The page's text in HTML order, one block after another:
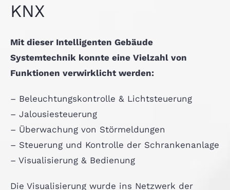
KNX
Mit dieser Intelligenten Gebäude
Systemtechnik konnte eine Vielzahl von
Funktionen verwirklicht werden:
– Beleuchtungskontrolle & Lichtsteuerung
– Jalousiesteuerung
– Überwachung von Störmeldungen
– Steuerung und Kontrolle der Schrankenanlage
– Visualisierung & Bedienung
Die Visualisierung wurde ins Netzwerk der